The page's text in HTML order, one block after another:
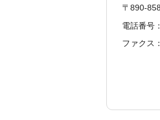
〒890-
電話番号
ファクス